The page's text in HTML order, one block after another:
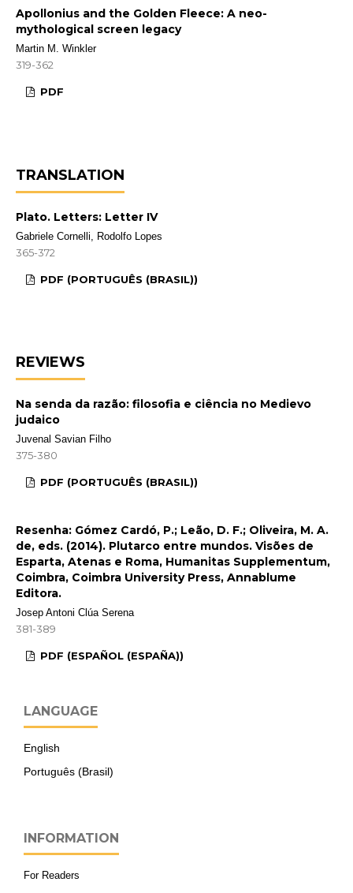
Apollonius and the Golden Fleece: A neo-
mythological screen legacy
Martin M. Winkler
319-362
PDF
TRANSLATION
Plato. Letters: Letter IV
Gabriele Cornelli, Rodolfo Lopes
365-372
PDF (PORTUGUÊS (BRASIL))
REVIEWS
Na senda da razão: filosofia e ciência no Medievo
judaico
Juvenal Savian Filho
375-380
PDF (PORTUGUÊS (BRASIL))
Resenha: Gómez Cardó, P.; Leão, D. F.; Oliveira, M. A.
de, eds. (2014). Plutarco entre mundos. Visões de
Esparta, Atenas e Roma, Humanitas Supplementum,
Coimbra, Coimbra University Press, Annablume
Editora.
Josep Antoni Clúa Serena
381-389
PDF (ESPAÑOL (ESPAÑA))
LANGUAGE
English
Português (Brasil)
INFORMATION
For Readers